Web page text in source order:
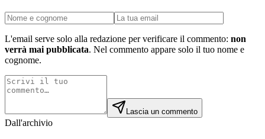
L'email serve solo alla redazione per verificare il commento: non
verrà mai pubblicata. Nel commento appare solo il tuo nome e
cognome.
Lascia un commento
Dall'archivio